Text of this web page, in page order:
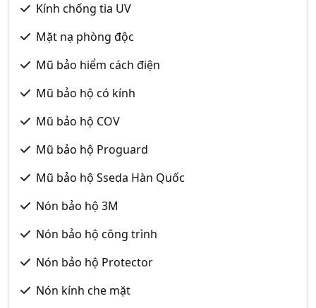
Kính chống tia UV
Mặt nạ phòng độc
Mũ bảo hiểm cách điện
Mũ bảo hộ có kính
Mũ bảo hộ COV
Mũ bảo hộ Proguard
Mũ bảo hộ Sseda Hàn Quốc
Nón bảo hộ 3M
Nón bảo hộ công trình
Nón bảo hộ Protector
Nón kính che mặt